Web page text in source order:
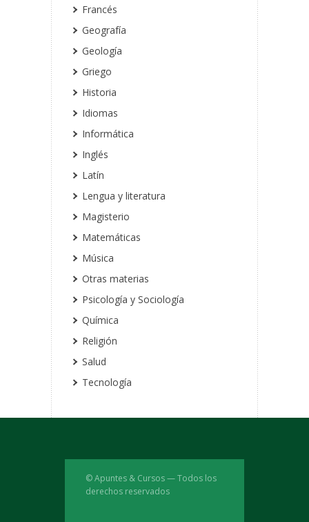
Francés
Geografía
Geología
Griego
Historia
Idiomas
Informática
Inglés
Latín
Lengua y literatura
Magisterio
Matemáticas
Música
Otras materias
Psicología y Sociología
Química
Religión
Salud
Tecnología
© Apuntes & Cursos — Todos los
derechos reservados